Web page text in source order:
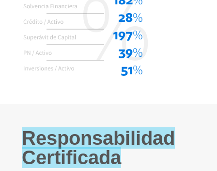
Responsabilidad
Certificada